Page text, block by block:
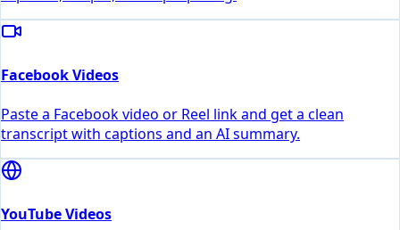
Facebook Videos
Paste a Facebook video or Reel link and get a clean
transcript with captions and an AI summary.
YouTube Videos